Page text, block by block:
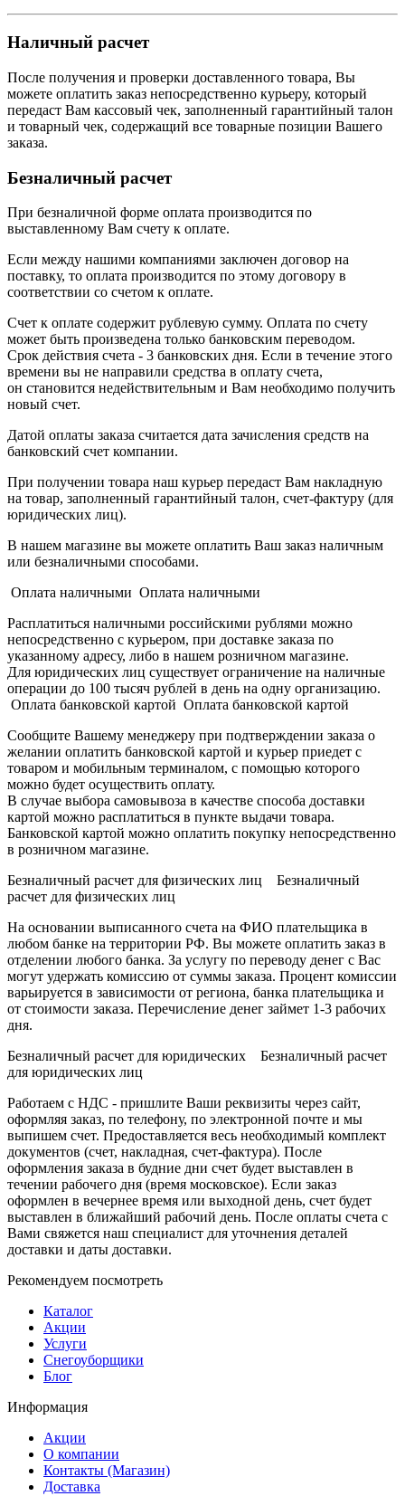
Наличный расчет
После получения и проверки доставленного товара, Вы
можете оплатить заказ непосредственно курьеру, который
передаст Вам кассовый чек, заполненный гарантийный талон
и товарный чек, содержащий все товарные позиции Вашего
заказа.
Безналичный расчет
При безналичной форме оплата производится по
выставленному Вам счету к оплате.
Если между нашими компаниями заключен договор на
поставку, то оплата производится по этому договору в
соответствии со счетом к оплате.
Счет к оплате содержит рублевую сумму. Оплата по счету
может быть произведена только банковским переводом.
Срок действия счета - 3 банковских дня. Если в течение этого
времени вы не направили средства в оплату счета,
он становится недействительным и Вам необходимо получить
новый счет.
Датой оплаты заказа считается дата зачисления средств на
банковский счет компании.
При получении товара наш курьер передаст Вам накладную
на товар, заполненный гарантийный талон, счет-фактуру (для
юридических лиц).
В нашем магазине вы можете оплатить Ваш заказ наличным
или безналичными способами.
Оплата наличными Оплата наличными
Расплатиться наличными российскими рублями можно
непосредственно с курьером, при доставке заказа по
указанному адресу, либо в нашем розничном магазине.
Для юридических лиц существует ограничение на наличные
операции до 100 тысяч рублей в день на одну организацию.
Оплата банковской картой Оплата банковской картой
Сообщите Вашему менеджеру при подтверждении заказа о
желании оплатить банковской картой и курьер приедет с
товаром и мобильным терминалом, с помощью которого
можно будет осуществить оплату.
В случае выбора самовывоза в качестве способа доставки
картой можно расплатиться в пункте выдачи товара.
Банковской картой можно оплатить покупку непосредственно
в розничном магазине.
Безналичный расчет для физических лиц Безналичный
расчет для физических лиц
На основании выписанного счета на ФИО плательщика в
любом банке на территории РФ. Вы можете оплатить заказ в
отделении любого банка. За услугу по переводу денег с Вас
могут удержать комиссию от суммы заказа. Процент комиссии
варьируется в зависимости от региона, банка плательщика и
от стоимости заказа. Перечисление денег займет 1-3 рабочих
дня.
Безналичный расчет для юридических Безналичный расчет
для юридических лиц
Работаем с НДС - пришлите Ваши реквизиты через сайт,
оформляя заказ, по телефону, по электронной почте и мы
выпишем счет. Предоставляется весь необходимый комплект
документов (счет, накладная, счет-фактура). После
оформления заказа в будние дни счет будет выставлен в
течении рабочего дня (время московское). Если заказ
оформлен в вечернее время или выходной день, счет будет
выставлен в ближайший рабочий день. После оплаты счета с
Вами свяжется наш специалист для уточнения деталей
доставки и даты доставки.
Рекомендуем посмотреть
Каталог
Акции
Услуги
Снегоуборщики
Блог
Информация
Акции
О компании
Контакты (Магазин)
Доставка